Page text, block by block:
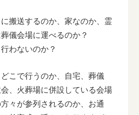
搬送するのか、家なのか、霊
儀会場に運べるのか？
わないのか？
こで行うのか、自宅、葬儀
、火葬場に併設している会場
々が参列されるのか、お通